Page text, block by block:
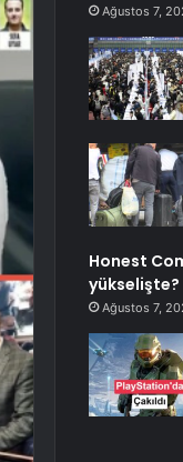
Ağustos 7,
Honest
yükselişte?
Ağustos 7,